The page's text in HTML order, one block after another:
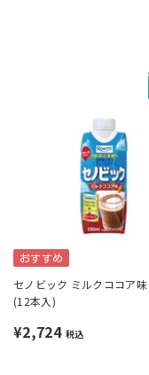
おすすめ
セノビック ミルクココア
(12本入)
¥2,724 税込